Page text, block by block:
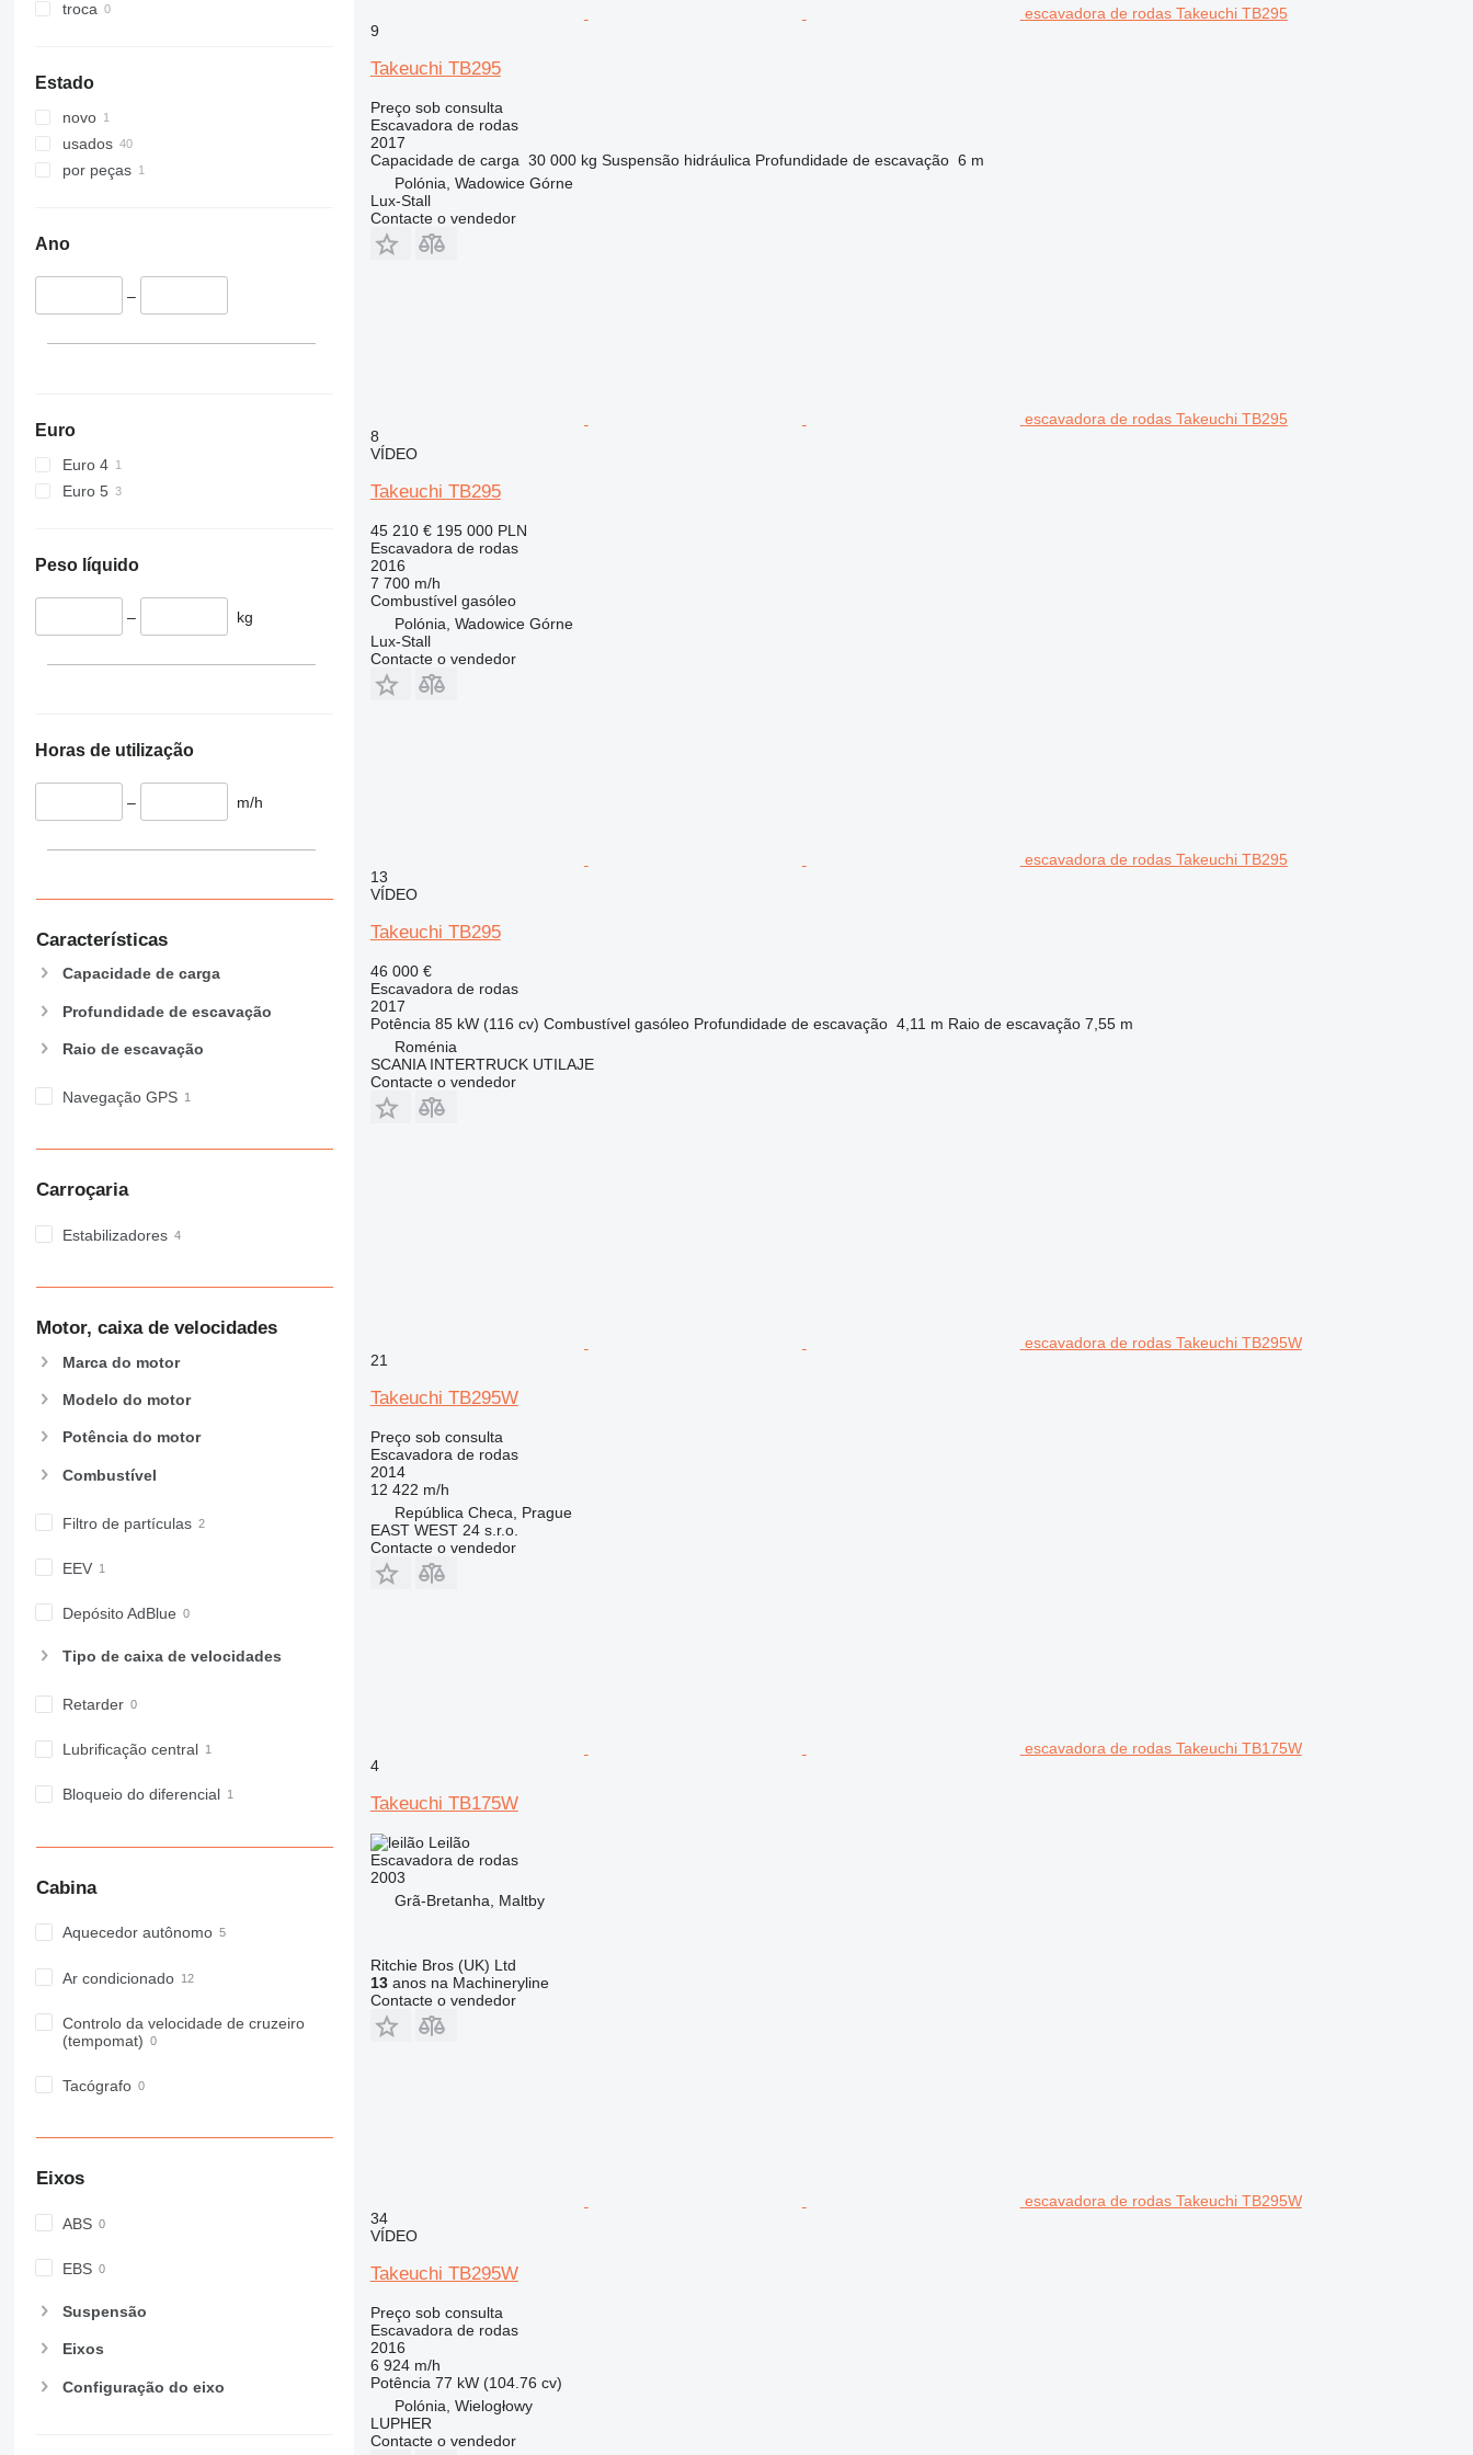
troca
Estado
novo
usados
por peças
Ano
–
Euro
Euro 4
Euro 5
Peso líquido
– kg
Horas de utilização
– m/h
Características
Capacidade de carga
Profundidade de escavação
Raio de escavação
Navegação GPS
Carroçaria
Estabilizadores
Motor, caixa de velocidades
Marca do motor
Modelo do motor
Potência do motor
Combustível
Filtro de partículas
EEV
Depósito AdBlue
Tipo de caixa de velocidades
Retarder
Lubrificação central
Bloqueio do diferencial
Cabina
Aquecedor autônomo
Ar condicionado
Controlo da velocidade de cruzeiro
(tempomat)
Tacógrafo
Eixos
ABS
EBS
Suspensão
Eixos
Configuração do eixo
escavadora de rodas Takeuchi TB295
9
Takeuchi TB295
Preço sob consulta
Escavadora de rodas
2017
Capacidade de carga 30 000 kg Suspensão hidráulica Profundidade de escavação 6 m
Polónia, Wadowice Górne
Lux-Stall
Contacte o vendedor
escavadora de rodas Takeuchi TB295
8
VÍDEO
Takeuchi TB295
45 210 € 195 000 PLN
Escavadora de rodas
2016
7 700 m/h
Combustível gasóleo
Polónia, Wadowice Górne
Lux-Stall
Contacte o vendedor
escavadora de rodas Takeuchi TB295
13
VÍDEO
Takeuchi TB295
46 000 €
Escavadora de rodas
2017
Potência 85 kW (116 cv) Combustível gasóleo Profundidade de escavação 4,11 m Raio de escavação 7,55 m
Roménia
SCANIA INTERTRUCK UTILAJE
Contacte o vendedor
escavadora de rodas Takeuchi TB295W
21
Takeuchi TB295W
Preço sob consulta
Escavadora de rodas
2014
12 422 m/h
República Checa, Prague
EAST WEST 24 s.r.o.
Contacte o vendedor
escavadora de rodas Takeuchi TB175W
4
Takeuchi TB175W
Leilão
Escavadora de rodas
2003
Grã-Bretanha, Maltby
Ritchie Bros (UK) Ltd
13anos na Machineryline
Contacte o vendedor
escavadora de rodas Takeuchi TB295W
34
VÍDEO
Takeuchi TB295W
Preço sob consulta
Escavadora de rodas
2016
6 924 m/h
Potência 77 kW (104.76 cv)
Polónia, Wielogłowy
LUPHER
Contacte o vendedor